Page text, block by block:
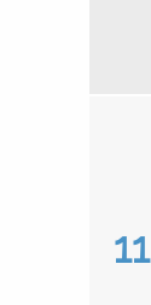
11